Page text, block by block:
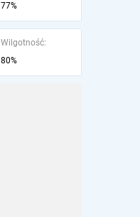
77%
Wilgotność:
80%